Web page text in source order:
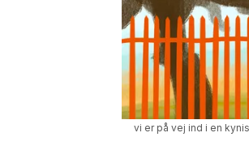
vi er på vej ind i en